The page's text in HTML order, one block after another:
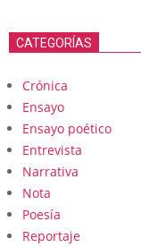
CATEGORÍAS
Crónica
Ensayo
Ensayo poético
Entrevista
Narrativa
Nota
Poesía
Reportaje